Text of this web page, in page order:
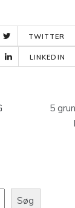
TWITTER
LINKEDIN
5
Søg